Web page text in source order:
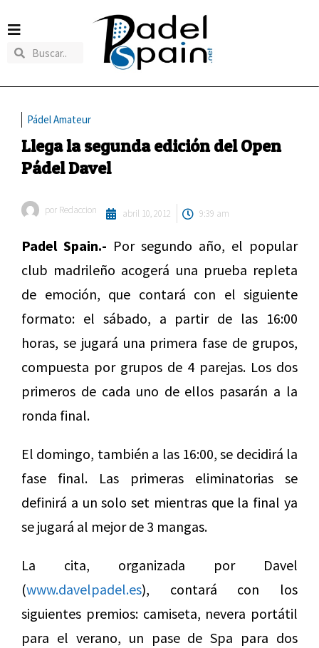
Pádel Amateur
Llega la segunda edición del Open
Pádel Davel
por Redaccion abril 10, 2012 9:39 am
Padel Spain.- Por segundo año, el popular
club madrileño acogerá una prueba repleta
de emoción, que contará con el siguiente
formato: el sábado, a partir de las 16:00
horas, se jugará una primera fase de grupos,
compuesta por grupos de 4 parejas. Los dos
primeros de cada uno de ellos pasarán a la
ronda final.
El domingo, también a las 16:00, se decidirá la
fase final. Las primeras eliminatorias se
definirá a un solo set mientras que la final ya
se jugará al mejor de 3 mangas.
La cita, organizada por Davel
(www.davelpadel.es), contará con los
siguientes premios: camiseta, nevera portátil
para el verano, un pase de Spa para dos